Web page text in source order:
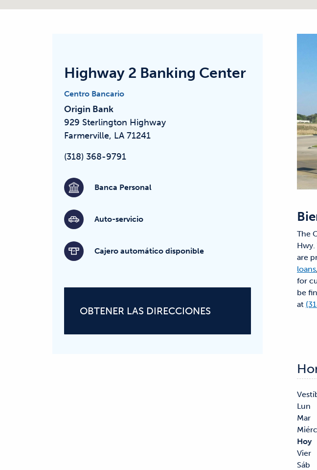
Highway 2 Banking Center
Centro Bancario
Origin Bank
929 Sterlington Highway
Farmerville, LA 71241
(318) 368-9791
Banca Personal
Auto-servicio
Cajero automático disponible
OBTENER LAS DIRECCIONES
The
are
loans
for
be
at
Lun
Mar
Miérc
Hoy
Vier
Sáb